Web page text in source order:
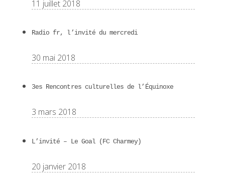
11 juillet 2018
Radio fr, l’invité du mercredi
30 mai 2018
3es Rencontres culturelles de l’Équinoxe
3 mars 2018
L’invité – Le Goal (FC Charmey)
20 janvier 2018